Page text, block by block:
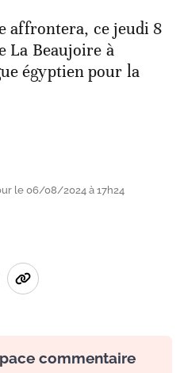
affrontera, ce jeudi 8
La Beaujoire à
égyptien pour la
le 06/08/2024 à 17h24
commentaire